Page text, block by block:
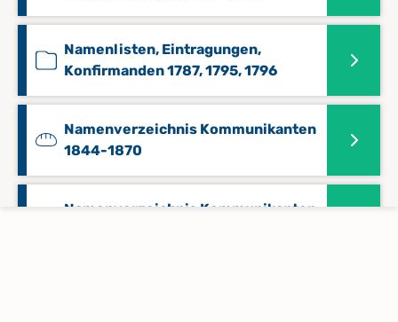
Namenlisten, Eintragungen,
Konfirmanden 1787, 1795, 1796
Namenverzeichnis Kommunikanten
1844-1870
Namenverzeichnis Kommunikanten